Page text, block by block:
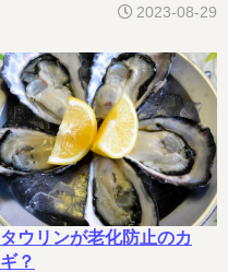
2023-08-29
タウリンが老化防止のカ
ギ？